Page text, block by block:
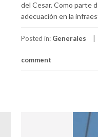
del Cesar. Como parte
adecuación en la
Posted in: Generales
comment